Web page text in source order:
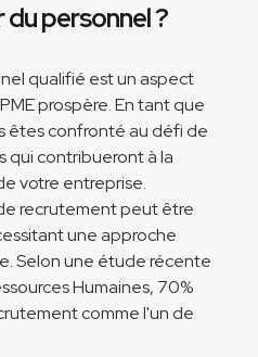
personnel ?
qualifié est un aspect
prospère. En tant que
êtes confronté au défi de
qui contribueront à la
votre entreprise.
recrutement peut être
une approche
Selon une étude récente
Humaines, 70%
comme l'un de